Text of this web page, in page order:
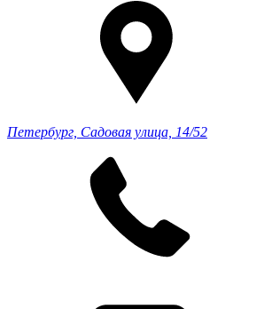
Петербург, Садовая улица, 14/52